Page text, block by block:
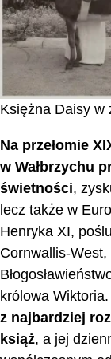
Księżna Daisy w
Na przełomie
w Wałbrzychu
świetności,
lecz także w
Henryka XI,
Cornwallis-
królowa Wiktoria.
z najbardziej
książ, a jej